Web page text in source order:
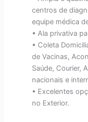
centros de
equipe médica
• Ala privativa
• Coleta
de Vacinas,
Saúde, Courier,
nacionais e
• Excelentes
no Exterior.